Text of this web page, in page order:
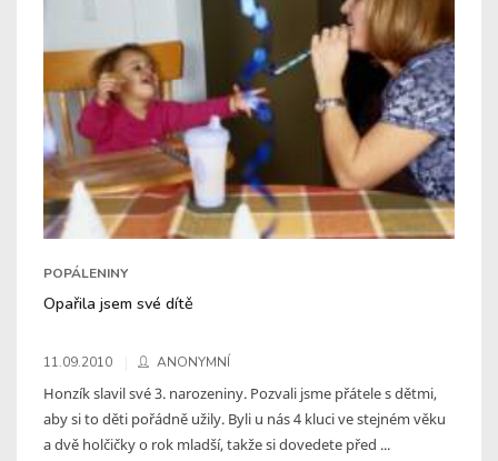
POPÁLENINY
Opařila jsem své dítě
11.09.2010 ANONYMNÍ
Honzík slavil své 3. narozeniny. Pozvali jsme přátele s dětmi,
aby si to děti pořádně užily. Byli u nás 4 kluci ve stejném věku
a dvě holčičky o rok mladší, takže si dovedete před ...